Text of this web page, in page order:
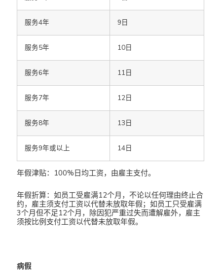
服务4年 9日
服务5年 10日
服务6年 11日
服务7年 12日
服务8年 13日
服务9年或以上 14日
年假津贴：100%日均工资，由雇主支付。
年假折算：如员工受雇满12个月，不论以任何理由终止合
约，雇主须支付工资以代替未放取年假；如员工只受雇满
3个月但不足12个月，除因犯严重过失而遭解雇外，雇主
须按比例支付工资以代替未放取年假。
病假